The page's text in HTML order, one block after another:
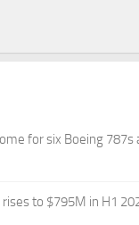
for six Boeing 787s
rises to $795M in H1